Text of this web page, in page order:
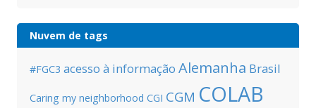
Nuvem de tags
#FGC3 acesso à informação Alemanha Brasil
Caring my neighborhood CGI CGM COLAB